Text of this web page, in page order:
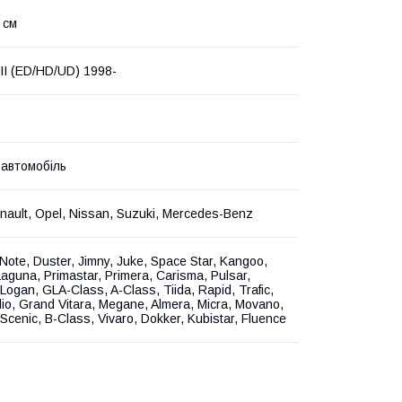
см
(ED/HD/UD) 1998-
Opel, Nissan, Suzuki, Mercedes-Benz
Duster, Jimny, Juke, Space Star, Kangoo,
Primastar, Primera, Carisma, Pulsar,
GLA-Class, A-Class, Tiida, Rapid, Trafic,
Grand Vitara, Megane, Almera, Micra, Movano,
B-Class, Vivaro, Dokker, Kubistar, Fluence